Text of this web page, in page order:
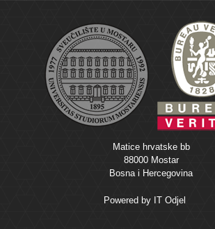
Matice hrvatske bb
88000 Mostar
Bosna i Hercegovina
Powered by IT Odjel